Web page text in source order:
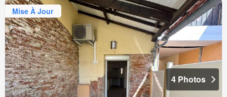
Mise À Jour
4 Photos